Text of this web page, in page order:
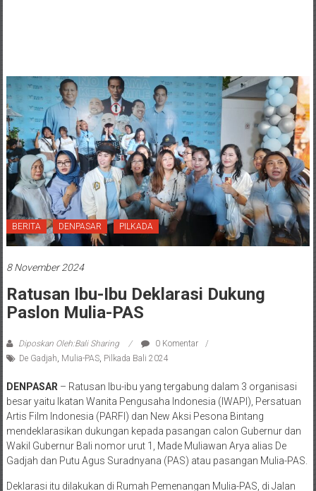
BERITA DENPASAR PILKADA
8 November 2024
Ratusan Ibu-Ibu Deklarasi Dukung
Paslon Mulia-PAS
Diposkan Oleh:Bali Sharing
0 Komentar
De Gadjah Mulia-PAS, Pilkada Bali 2024
DENPASAR – Ratusan Ibu-ibu yang tergabung dalam 3 organisasi
besar yaitu Ikatan Wanita Pengusaha Indonesia (IWAPI), Persatuan
Artis Film Indonesia (PARFI) dan New Aksi Pesona Bintang
mendeklarasikan dukungan kepada pasangan calon Gubernur dan
Wakil Gubernur Bali nomor urut 1, Made Muliawan Arya alias De
Gadjah dan Putu Agus Suradnyana (PAS) atau pasangan Mulia-PAS.
Deklarasi itu dilakukan di Rumah Pemenangan Mulia-PAS, di Jalan